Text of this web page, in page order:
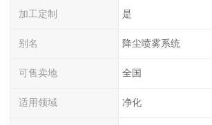
加工定制 是
别名 降尘喷雾系统
可售卖地 全国
适用领域 净化